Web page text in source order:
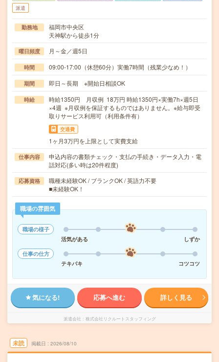
派遣
勤務地
福岡市中央区
天神駅から徒歩1分
曜日頻度 月～金／週5日
時間 09:00-17:00（休憩60分）実働7時間（残業少なめ！）
期間 即日～長期 ※開始日相談OK
時給
時給1350円 月収例 18万円 時給1350円×実働7h×週5日
×4週 ※月収例を保証するものではありません。※給与即受
取りサービス利用可（利用条件有）
交通費
1ヶ月3万円を上限として実費支給
仕事内容
申込内容の書類チェック・支払の手続き・データ入力・電
話対応(多い時は20件程度)
応募資格
職種未経験OK / ブランクOK / 英語力不要
■未経験OK！
職場の雰囲気
職場の様子
活気がある
しずか
仕事の仕方
テキパキ
コツコツ
気になる! 応募へ進む 詳しく見る
派遣会社 株式会社リクルートスタッフィング
未読 掲載日 2026/08/10